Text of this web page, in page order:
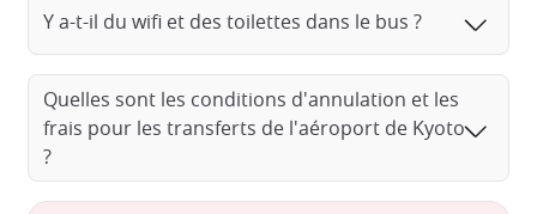
Y a-t-il du wifi et des toilettes dans le bus ?
Quelles sont les conditions d'annulation et les
frais pour les transferts de l'aéroport de Kyoto
?